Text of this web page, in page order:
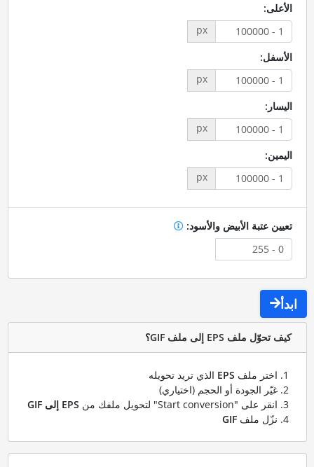
الأعلى:
px
الأسفل:
px
اليسار:
px
اليمين:
px
تعيين عتبة الأبيض والأسود:
ابدأ
كيف تحوّل ملف EPS إلى ملف GIF؟
اختر ملف EPSالذي تريد تحويله
غيّر الجودة أو الحجم (اختياري)
انقر على "Start conversion" لتحويل ملفك من
EPS إلى GIF
نزّل ملف GIF